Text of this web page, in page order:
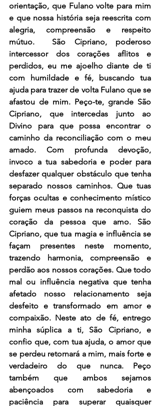
orientação, que Fulano volte para mim
e que nossa história seja reescrita com
alegria, compreensão e respeito
mútuo.  São Cipriano, poderoso
intercessor dos corações aflitos e
perdidos, eu me ajoelho diante de ti
com humildade e fé, buscando tua
ajuda para trazer de volta Fulano que se
afastou de mim. Peço-te, grande São
Cipriano, que intercedas junto ao
Divino para que possa encontrar o
caminho da reconciliação com o meu
amado. Com profunda devoção,
invoco a tua sabedoria e poder para
desfazer qualquer obstáculo que tenha
separado nossos caminhos. Que tuas
forças ocultas e conhecimento místico
guiem meus passos na reconquista do
coração da pessoa que amo. São
Cipriano, que tua magia e influência se
façam presentes neste momento,
trazendo harmonia, compreensão e
perdão aos nossos corações. Que todo
mal ou influência negativa que tenha
afetado nosso relacionamento seja
desfeito e transformado em amor e
compaixão. Neste ato de fé, entrego
minha súplica a ti, São Cipriano, e
confio que, com tua ajuda, o amor que
se perdeu retornará a mim, mais forte e
verdadeiro do que nunca. Peço
também que ambos sejamos
abençoados com sabedoria e
paciência para superar quaisquer